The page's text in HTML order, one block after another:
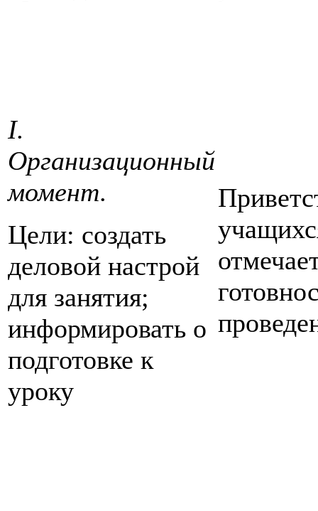
I.
Организационный
момент.
Цели: создать
деловой настрой
для занятия;
информировать о
подготовке к
уроку